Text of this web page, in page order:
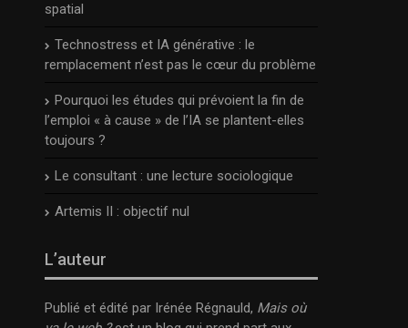
spatial
Technostress et IA générative : le
remplacement n’est pas le cœur du problème
Pourquoi les études qui prévoient la fin de
l’emploi « à cause » de l’IA se plantent-elles
toujours ?
Le consultant : une lecture sociologique
Artemis II : objectif nul
L’auteur
Publié et édité par Irénée Régnauld, Mais où